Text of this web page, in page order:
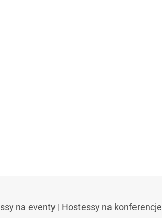
na eventy | Hostessy na konferencje